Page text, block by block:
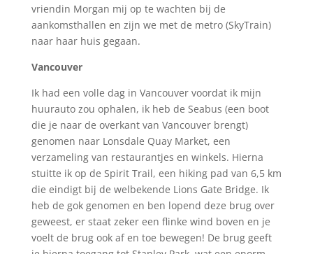
vriendin Morgan mij op te wachten bij de
aankomsthallen en zijn we met de metro (SkyTrain)
naar haar huis gegaan.
Vancouver
Ik had een volle dag in Vancouver voordat ik mijn
huurauto zou ophalen, ik heb de Seabus (een boot
die je naar de overkant van Vancouver brengt)
genomen naar Lonsdale Quay Market, een
verzameling van restaurantjes en winkels. Hierna
stuitte ik op de Spirit Trail, een hiking pad van 6,5 km
die eindigt bij de welbekende Lions Gate Bridge. Ik
heb de gok genomen en ben lopend deze brug over
geweest, er staat zeker een flinke wind boven en je
voelt de brug ook af en toe bewegen! De brug geeft